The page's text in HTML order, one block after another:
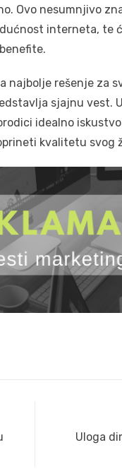
Ovo nesumnjivo
interneta, te
rešenje za
sjajnu vest.
idealno
kvalitetu svog
Next
Uloga